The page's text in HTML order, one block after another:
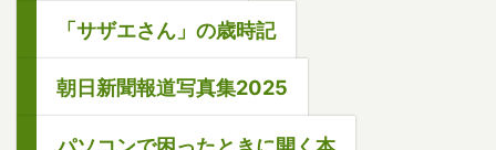
「サザエさん」の歳時記
朝日新聞報道写真集2025
パソコンで困ったときに開く本